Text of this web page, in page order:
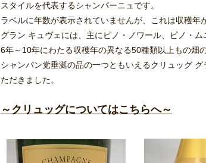
スタイルを代表するシャンパーニュです。
ラベルに年数が表示されていませんが、これは収穫
グラン キュヴェには、主にピノ・ノワール、ピノ・
6年～10年にわたる収穫年の異なる50種類以上もの畑
シャンパン党垂涎の品の一つともいえるクリュッグ
ただきました。
～クリュッグについてはこちらへ～